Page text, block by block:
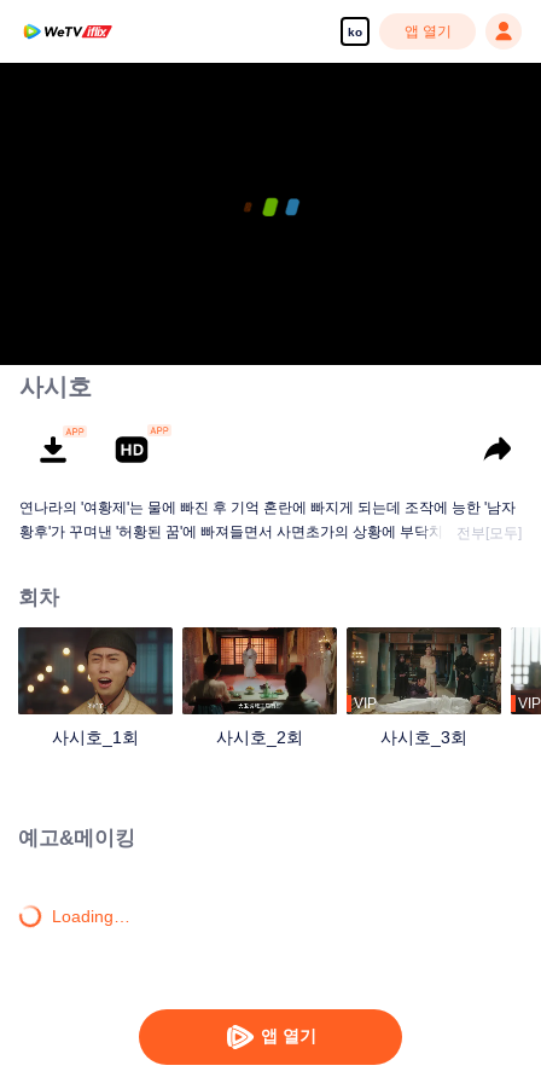
ko 앱 열기
앱 열기
사시호
연나라의 '여황제'는 물에 빠진 후 기억 혼란에 빠지게 되는데 조작에 능한 '남자
황후'가 꾸며낸 '허황된 꿈'에 빠져들면서 사면초가의 상황에 부닥치게 된다. 의
군에게 사랑의 감정을 느끼게 된다.
전부[모두]
회차
사시호_1회 사시호_2회
VIP
사시호_3회
VIP
예고&메이킹
Loading…